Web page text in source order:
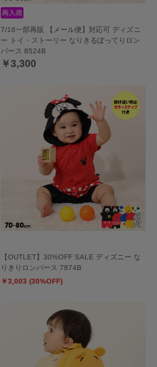
7/16一部再販 【メール便】対応可 ディズニ
ー トイ・ストーリー なりきるぽってりロン
パース 8524B
￥3,300
【OUTLET】30%OFF SALE ディズニー な
りきりロンパース 7874B
￥3,003 (30%OFF)